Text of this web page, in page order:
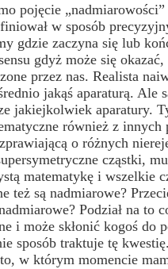
„nadmiarowości”
w sposób
gdzie zaczyna się lub
gdyż może się
przez nas. Realista
jakąś aparaturą. Ale
jakiejkolwiek aparatury.
również z
o różnych
cząstki,
matematykę i wszelkie
też są nadmiarowe?
Podział na to
i może skłonić kogoś do
sposób traktuje tę
w którym momencie